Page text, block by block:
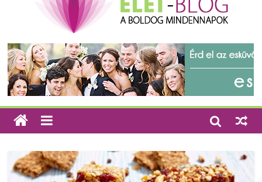
Különleges tömörfa ládák Indiából